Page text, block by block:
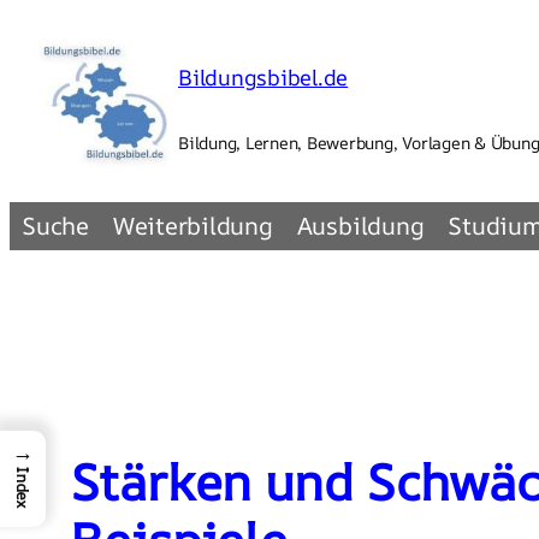
Inhalt
springen
Bildungsbibel.de
Bildung, Lernen, Bewerbung, Vorlagen &
Suche Weiterbildung Ausbildung
Stärken und
→
Index